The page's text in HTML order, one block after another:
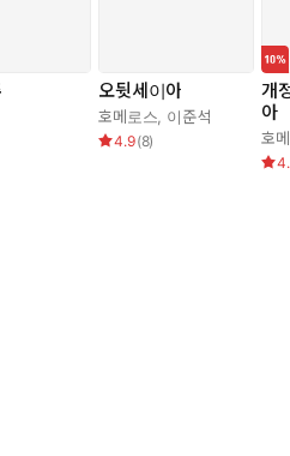
는 친환경 연료를, 땅에는 친환경 비료
은 석유가 아닌 전분과 의료 폐기물로
낼 것이다.
저
오뒷세이아
호메로스 이준석
4.9(8)
개
아
호